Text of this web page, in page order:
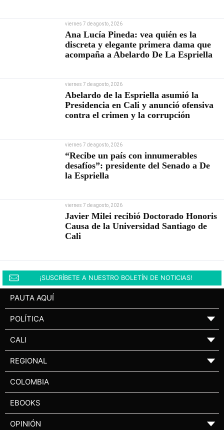
viernes 7 de agosto, 2026
Ana Lucía Pineda: vea quién es la
discreta y elegante primera dama que
acompaña a Abelardo De La Espriella
viernes 7 de agosto, 2026
Abelardo de la Espriella asumió la
Presidencia en Cali y anunció ofensiva
contra el crimen y la corrupción
viernes 7 de agosto, 2026
“Recibe un país con innumerables
desafíos”: presidente del Senado a De
la Espriella
viernes 7 de agosto, 2026
Javier Milei recibió Doctorado Honoris
Causa de la Universidad Santiago de
Cali
¡SUSCRÍBETE A NUESTRO BOLETÍN DE NOTICIAS!
PAUTA AQUÍ
POLÍTICA ▼
CALI ▼
REGIONAL ▼
COLOMBIA
EBOOKS
OPINIÓN ▼